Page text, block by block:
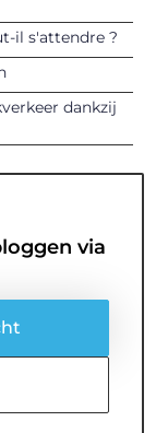
il s'attendre ?
dankzij
via